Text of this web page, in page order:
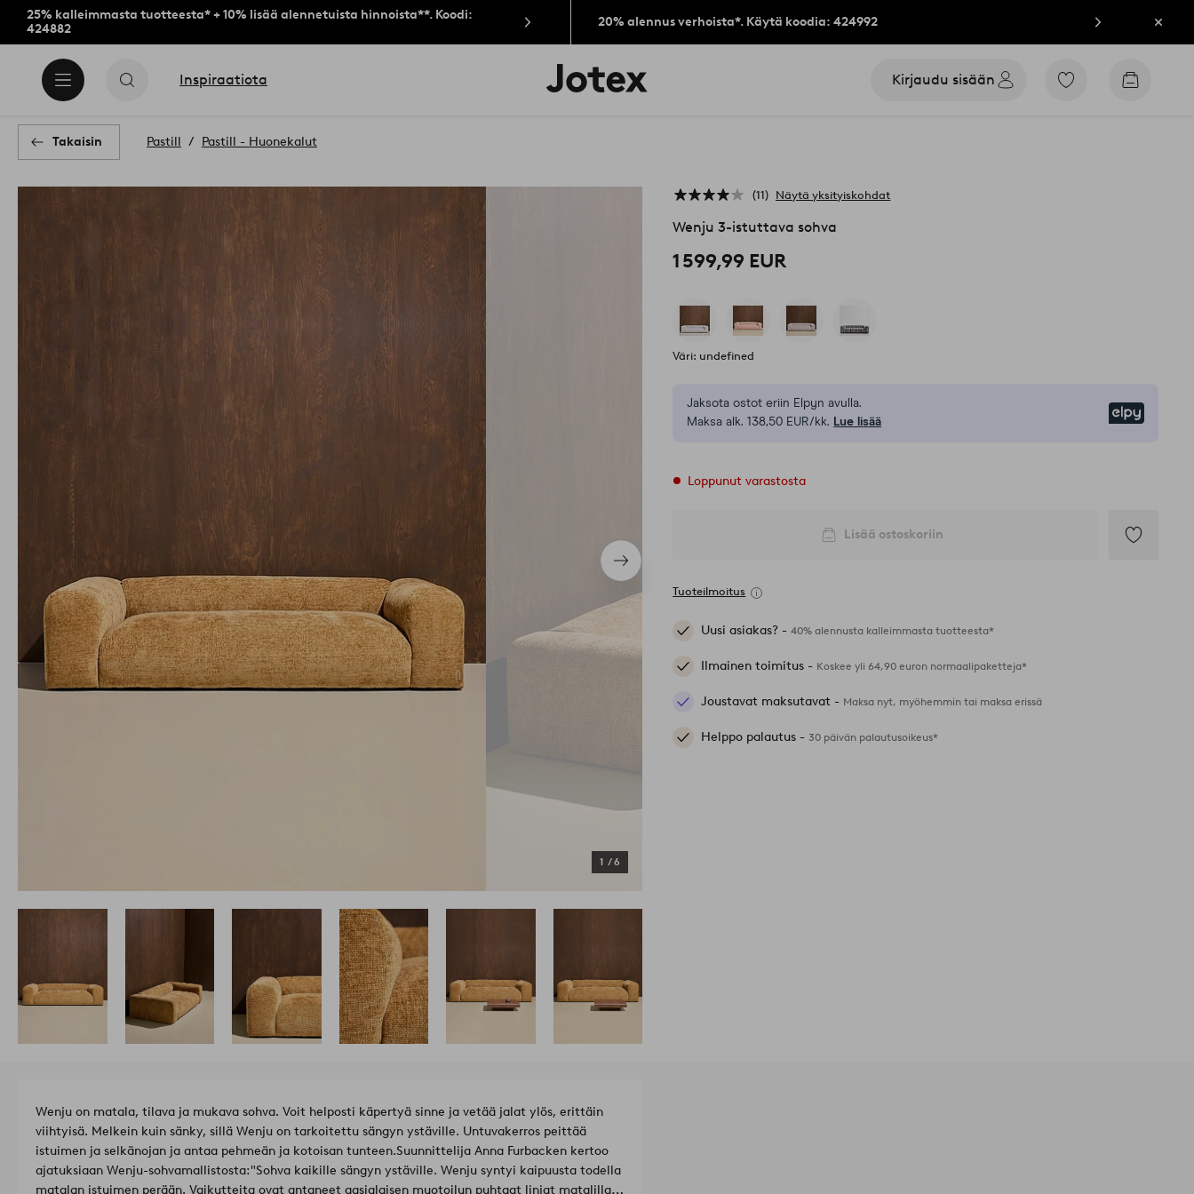
25% kalleimmasta tuotteesta* + 10% lisää alennetuista hinnoista**. Koodi:
424882
20% alennus verhoista*. Käytä koodia: 424992 Sulje
Inspiraatiota
Jotex-
logo
Kirjaudu sisään
Siirry
Siirry
Takaisin Pastill Pastill - Huonekalut
Seuraava
tuote
1 /6
11 Näytä yksityiskohdat
Wenju 3-istuttava sohva
1 599,99 EUR
Väri: undefined
Jaksota ostot eriin Elpyn avulla.
Maksa alk. 138,50 EUR/kk. Lue lisää
Loppunut varastosta
Lisää ostoskoriin
Tuoteilmoitus
Uusi asiakas? -40% alennusta kalleimmasta tuotteesta*
Ilmainen toimitus - Koskee yli 64,90 euron normaalipaketteja*
Joustavat maksutavat - Maksa nyt, myöhemmin tai maksa erissä
Helppo palautus -30 päivän palautusoikeus*
Wenju on matala, tilava ja mukava sohva. Voit helposti käpertyä sinne ja vetää jalat ylös, erittäin
viihtyisä. Melkein kuin sänky, sillä Wenju on tarkoitettu sängyn ystäville. Untuvakerros peittää
istuimen ja selkänojan ja antaa pehmeän ja kotoisan tunteen.Suunnittelija Anna Furbacken kertoo
ajatuksiaan Wenju-sohvamallistosta:"Sohva kaikille sängyn ystäville. Wenju syntyi kaipuusta todella
matalan istuimen perään. Vaikutteita ovat antaneet aasialaisen muotoilun puhtaat linjat matalilla